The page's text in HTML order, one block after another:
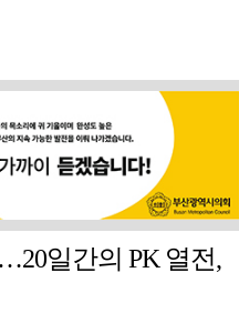
일간의 PK 열전,